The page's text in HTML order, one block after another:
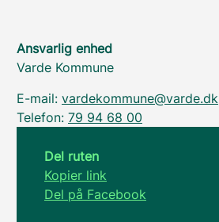
Ansvarlig enhed
Varde Kommune
E-mail: vardekommune@varde.dk
Telefon: 79 94 68 00
Del ruten
Kopier link
Del på Facebook